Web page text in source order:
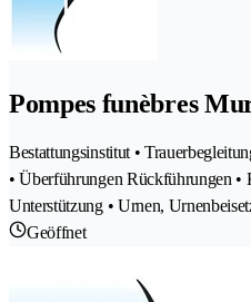
Pompes funèbres
Bestattungsinstitut •
• Überführungen Rückführungen •
Unterstützung • Urnen,
Geöffnet